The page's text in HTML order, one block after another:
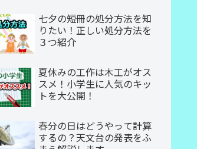
七夕の短冊の処分方法を知
りたい！正しい処分方法を
３つ紹介
夏休みの工作は木工がオス
スメ！小学生に人気のキッ
トを大公開！
春分の日はどうやって計算
するの？天文台の発表をふ